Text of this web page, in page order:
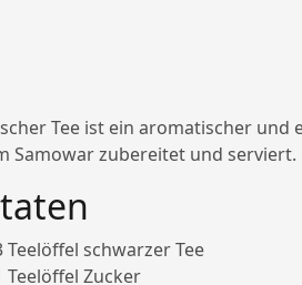
Tee ist ein aromatischer
Samowar zubereitet und
Teelöffel schwarzer Tee
Teelöffel Zucker